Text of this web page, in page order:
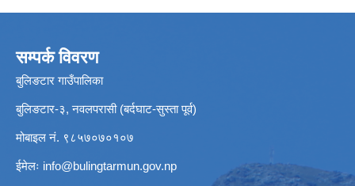
सम्पर्क विवरण
बुलिङटार गाउँपालिका
बुलिङटार-३, नवलपरासी (बर्दघाट-सुस्ता पूर्व)
मोबाइल नं. ९८५७०७०१०७
ईमेलः info@bulingtarmun.gov.np